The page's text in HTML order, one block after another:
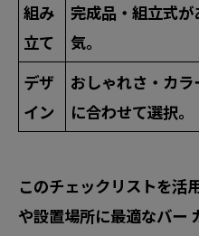
組み
立て
完成品・組立式
気。
デザ
イン
おしゃれさ・カ
に合わせて選択。
このチェックリストを活
や設置場所に最適なバー